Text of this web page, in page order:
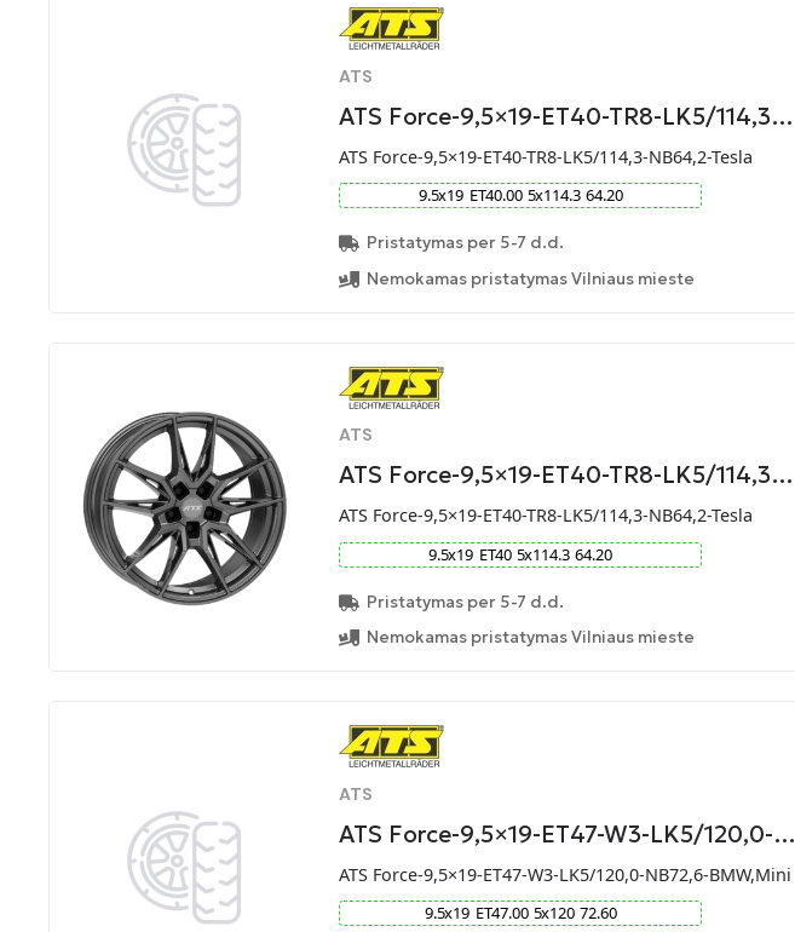
ATS
ATS Force-9,5×19-ET40-TR8-LK5/114,3…
ATS Force-9,5×19-ET40-TR8-LK5/114,3-NB64,2-Tesla
9.5x19 ET40.00 5x114.3 64.20
Pristatymas per 5-7 d.d.
Nemokamas pristatymas Vilniaus mieste
ATS
ATS Force-9,5×19-ET40-TR8-LK5/114,3…
ATS Force-9,5×19-ET40-TR8-LK5/114,3-NB64,2-Tesla
9.5x19 ET40 5x114.3 64.20
Pristatymas per 5-7 d.d.
Nemokamas pristatymas Vilniaus mieste
ATS
ATS Force-9,5×19-ET47-W3-LK5/120,0-…
ATS Force-9,5×19-ET47-W3-LK5/120,0-NB72,6-BMW,Mini
9.5x19 ET47.00 5x120 72.60